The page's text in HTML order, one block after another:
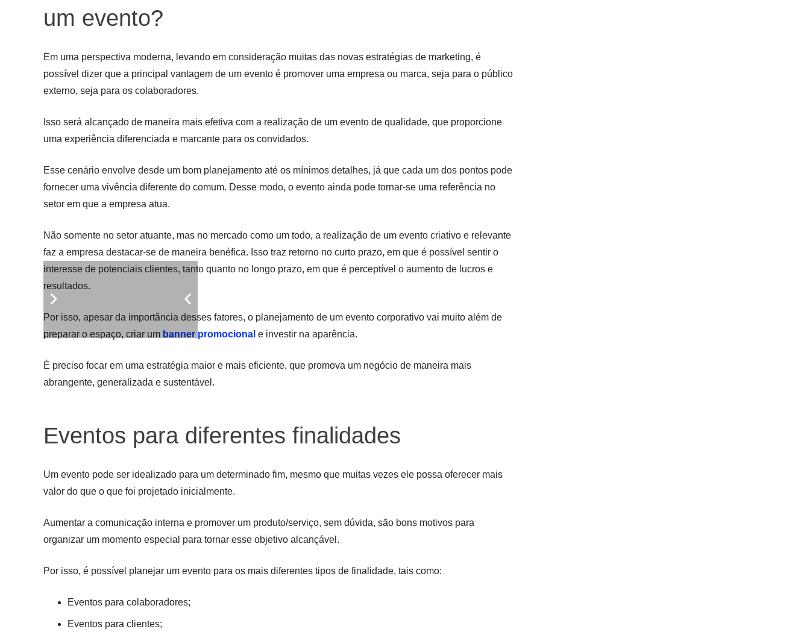
um evento?
Em uma perspectiva moderna, levando em consideração muitas das novas estratégias de marketing, é
possível dizer que a principal vantagem de um evento é promover uma empresa ou marca, seja para o público
externo, seja para os colaboradores.
Isso será alcançado de maneira mais efetiva com a realização de um evento de qualidade, que proporcione
uma experiência diferenciada e marcante para os convidados.
Esse cenário envolve desde um bom planejamento até os mínimos detalhes, já que cada um dos pontos pode
fornecer uma vivência diferente do comum. Desse modo, o evento ainda pode tornar-se uma referência no
setor em que a empresa atua.
Não somente no setor atuante, mas no mercado como um todo, a realização de um evento criativo e relevante
faz a empresa destacar-se de maneira benéfica. Isso traz retorno no curto prazo, em que é possível sentir o
interesse de potenciais clientes, tanto quanto no longo prazo, em que é perceptível o aumento de lucros e
resultados.
Por isso, apesar da importância desses fatores, o planejamento de um evento corporativo vai muito além de
preparar o espaço, criar um banner promocional e investir na aparência.
É preciso focar em uma estratégia maior e mais eficiente, que promova um negócio de maneira mais
abrangente, generalizada e sustentável.
Eventos para diferentes finalidades
Um evento pode ser idealizado para um determinado fim, mesmo que muitas vezes ele possa oferecer mais
valor do que o que foi projetado inicialmente.
Aumentar a comunicação interna e promover um produto/serviço, sem dúvida, são bons motivos para
organizar um momento especial para tornar esse objetivo alcançável.
Por isso, é possível planejar um evento para os mais diferentes tipos de finalidade, tais como:
Eventos para colaboradores;
Eventos para clientes;